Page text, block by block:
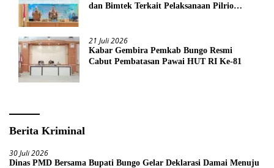
dan Bimtek Terkait Pelaksanaan Pilrio
21 Juli 2026
Kabar Gembira Pemkab Bungo Resmi
Cabut Pembatasan Pawai HUT RI Ke-81
Berita Kriminal
30 Juli 2026
Dinas PMD Bersama Bupati Bungo Gelar Deklarasi Damai Menuju